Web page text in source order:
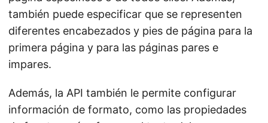
también puede especificar que se representen
diferentes encabezados y pies de página para la
primera página y para las páginas pares e
impares.
Además, la API también le permite configurar
información de formato, como las propiedades